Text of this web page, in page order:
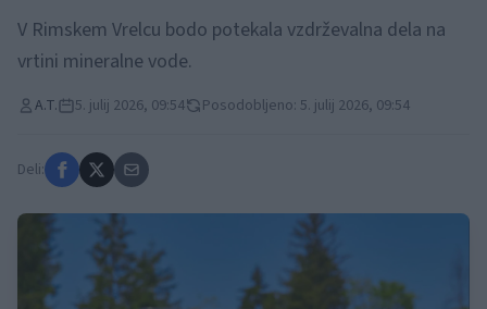
V Rimskem Vrelcu bodo potekala vzdrževalna dela na
vrtini mineralne vode.
A.T. 5. julij 2026, 09:54 Posodobljeno: 5. julij 2026, 09:54
Deli: